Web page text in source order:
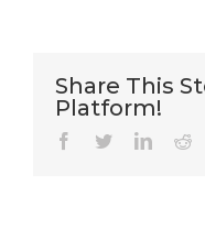
Share This
Platform!
facebooktwitterlinkedin